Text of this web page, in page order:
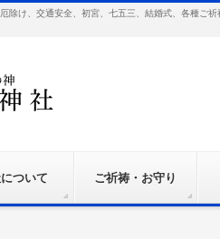
除け、交通安全、初宮、七五三、結婚式、各種ご
ついて ご祈祷・お守り